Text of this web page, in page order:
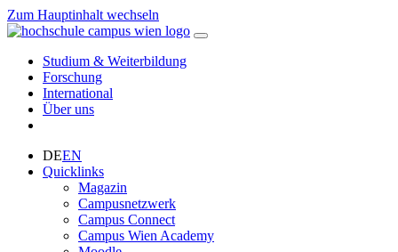
Zum Hauptinhalt wechseln
Studium & Weiterbildung
Forschung
International
Über uns
DEEN
Quicklinks
Magazin
Campusnetzwerk
Campus Connect
Campus Wien Academy